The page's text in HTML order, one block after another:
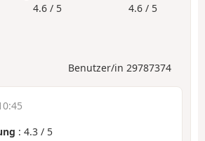
4.6 / 5
4.6 / 5
Benutzer/in 29787374
: 4.3 / 5